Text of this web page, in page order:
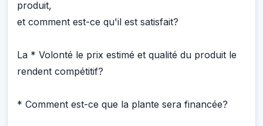
produit,
et comment est-ce qu'il est satisfait?
La * Volonté le prix estimé et qualité du produit le
rendent compétitif?
* Comment est-ce que la plante sera financée?